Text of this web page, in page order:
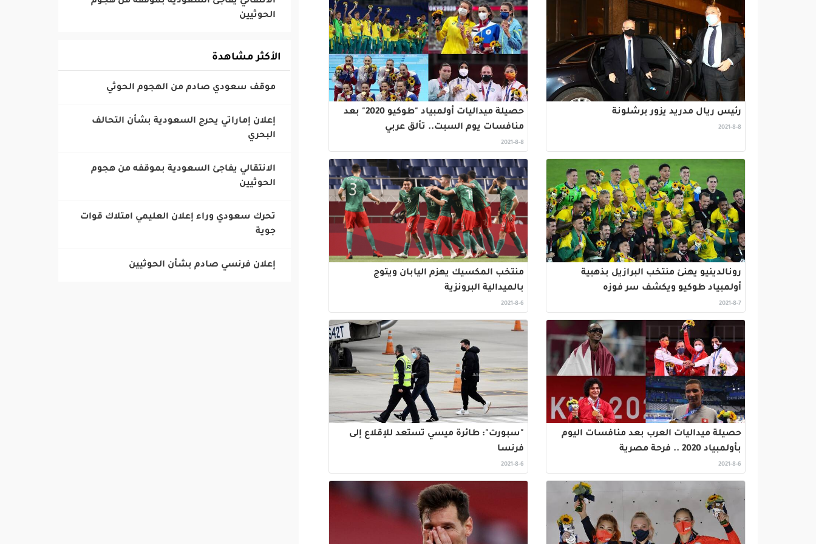
رئيس ريال مدريد يزور برشلونة
2021-8-8
حصيلة ميداليات أولمبياد "طوكيو 2020" بعد
منافسات يوم السبت.. تألق عربي
2021-8-8
رونالدينيو يهنئ منتخب البرازيل بذهبية
أولمبياد طوكيو ويكشف سر فوزه
2021-8-7
منتخب المكسيك يهزم اليابان ويتوج
بالميدالية البرونزية
2021-8-6
حصيلة ميداليات العرب بعد منافسات اليوم
بأولمبياد 2020 .. فرحة مصرية
2021-8-6
"سبورت": طائرة ميسي تستعد للإقلاع إلى
فرنسا
2021-8-6
الحوثيين
الأكثر مشاهدة
‎موقف سعودي صادم من الهجوم الحوثي
‎إعلان إماراتي يحرج السعودية بشأن التحالف
البحري
‎الانتقالي يفاجئ السعودية بموقفه من هجوم
الحوثيين
‎تحرك سعودي وراء إعلان العليمي امتلاك قوات
جوية